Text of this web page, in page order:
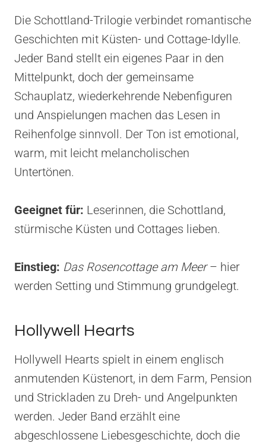
Die Schottland-Trilogie verbindet romantische
Geschichten mit Küsten- und Cottage-Idylle.
Jeder Band stellt ein eigenes Paar in den
Mittelpunkt, doch der gemeinsame
Schauplatz, wiederkehrende Nebenfiguren
und Anspielungen machen das Lesen in
Reihenfolge sinnvoll. Der Ton ist emotional,
warm, mit leicht melancholischen
Untertönen.
Geeignet für: Leserinnen, die Schottland,
stürmische Küsten und Cottages lieben.
Einstieg: Das Rosencottage am Meer– hier
werden Setting und Stimmung grundgelegt.
Hollywell Hearts
Hollywell Hearts spielt in einem englisch
anmutenden Küstenort, in dem Farm, Pension
und Strickladen zu Dreh- und Angelpunkten
werden. Jeder Band erzählt eine
abgeschlossene Liebesgeschichte, doch die